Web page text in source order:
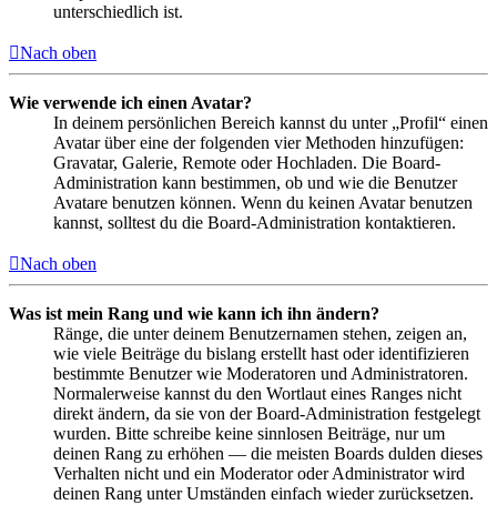
unterschiedlich ist.
Nach oben
Wie verwende ich einen Avatar?
In deinem persönlichen Bereich kannst du unter „Profil“ einen
Avatar über eine der folgenden vier Methoden hinzufügen:
Gravatar, Galerie, Remote oder Hochladen. Die Board-
Administration kann bestimmen, ob und wie die Benutzer
Avatare benutzen können. Wenn du keinen Avatar benutzen
kannst, solltest du die Board-Administration kontaktieren.
Nach oben
Was ist mein Rang und wie kann ich ihn ändern?
Ränge, die unter deinem Benutzernamen stehen, zeigen an,
wie viele Beiträge du bislang erstellt hast oder identifizieren
bestimmte Benutzer wie Moderatoren und Administratoren.
Normalerweise kannst du den Wortlaut eines Ranges nicht
direkt ändern, da sie von der Board-Administration festgelegt
wurden. Bitte schreibe keine sinnlosen Beiträge, nur um
deinen Rang zu erhöhen — die meisten Boards dulden dieses
Verhalten nicht und ein Moderator oder Administrator wird
deinen Rang unter Umständen einfach wieder zurücksetzen.